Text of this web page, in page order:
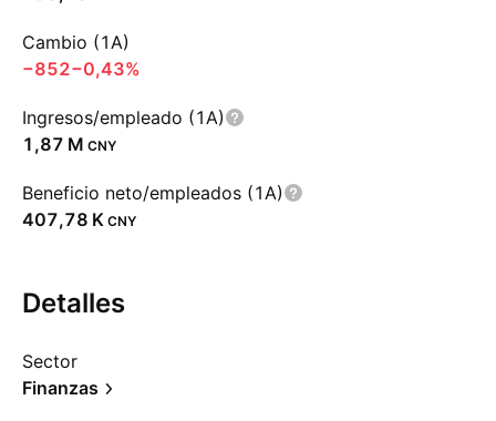
Cambio (1A)
−852−0,43%
Ingresos/empleado (1A)
‪1,87 M‬ CNY
Beneficio neto/empleados (1A)
‪407,78 K‬ CNY
Detalles
Sector
Finanzas